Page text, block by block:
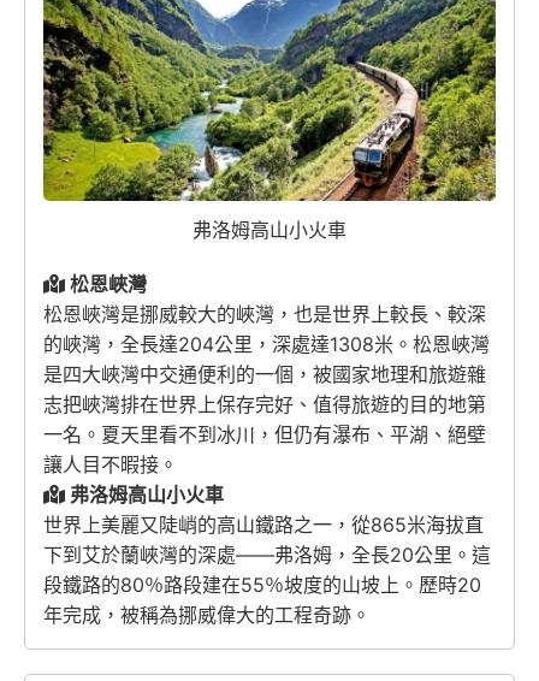
弗洛姆高山小火車
松恩峽灣
松恩峽灣是挪威較大的峽灣，也是世界上較長、較深
的峽灣，全長達204公里，深處達1308米。松恩峽灣
是四大峽灣中交通便利的一個，被國家地理和旅遊雜
志把峽灣排在世界上保存完好、值得旅遊的目的地第
一名。夏天里看不到冰川，但仍有瀑布、平湖、絕壁
讓人目不暇接。
弗洛姆高山小火車
世界上美麗又陡峭的高山鐵路之一，從865米海拔直
下到艾於蘭峽灣的深處——弗洛姆，全長20公里。這
段鐵路的80％路段建在55％坡度的山坡上。歷時20
年完成，被稱為挪威偉大的工程奇跡。